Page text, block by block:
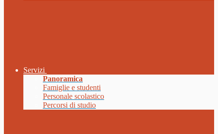
Servizi
Panoramica
Famiglie e studenti
Personale scolastico
Percorsi di studio